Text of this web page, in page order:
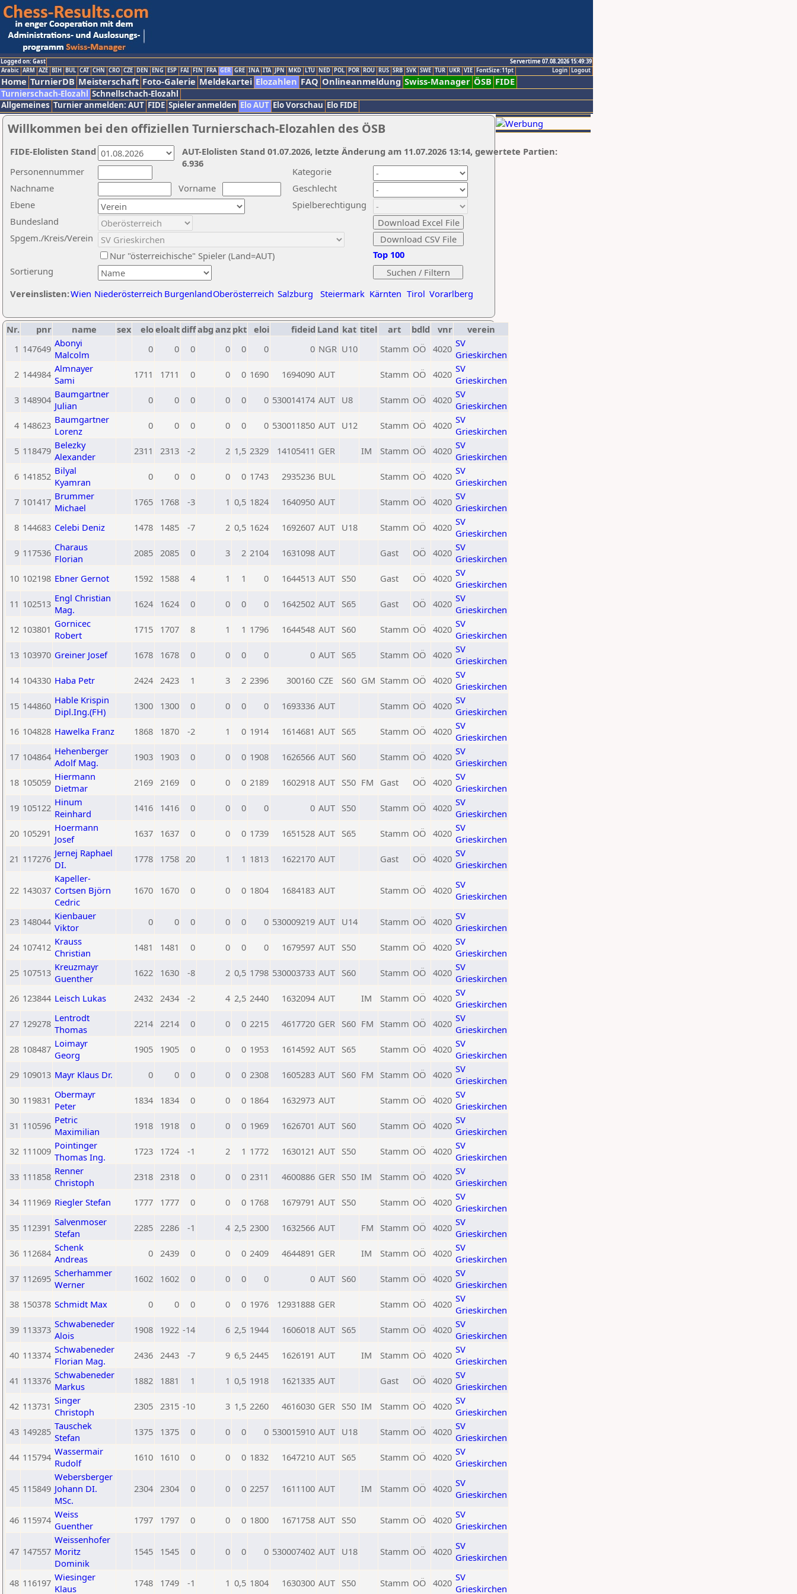
Logged on: Gast
Servertime 07.08.2026 15:49:39
Logout
Login
Arabic ARM AZE BIH BUL CAT CHN CRO CZE DEN ENG ESP FAI FIN FRA GER GRE INA ITA JPN MKD LTU NED POL POR ROU RUS SRB SVK SWE TUR UKR VIE FontSize:11pt
Home TurnierDB Meisterschaft Foto-Galerie Meldekartei Elozahlen FAQ Onlineanmeldung Swiss-Manager ÖSB FIDE
Turnierschach-Elozahl Schnellschach-Elozahl
Allgemeines Turnier anmelden: AUT FIDE Spieler anmelden Elo AUT Elo Vorschau Elo FIDE
Willkommen bei den offiziellen Turnierschach-Elozahlen des ÖSB
Nachname
Vorname
Ebene
Kategorie
Sortierung
Personennummer
Bundesland
Spgem./Kreis/Verein
Geschlecht
Nur "österreichische" Spieler (Land=AUT)
Spielberechtigung
Vereinslisten:Wien Niederösterreich BurgenlandOberösterreich Salzburg Steiermark Kärnten Tirol Vorarlberg
Top 100
AUT-Elolisten Stand 01.07.2026, letzte Änderung am 11.07.2026 13:14, gewertete Partien:
6.936
FIDE-Elolisten Stand
Nr. pnr name sex eloeloaltdiffabg anz pkt eloi fideid Land kat titel art bdld vnr
verein
1 147649 Abonyi
Malcolm
0 0 0 0 0 0 0 NGR U10 Stamm OÖ 4020 SV
Grieskirchen
2 144984 Almnayer
Sami
1711 1711 0 0 0 1690 1694090 AUT Stamm OÖ 4020 SV
Grieskirchen
3 148904 Baumgartner
Julian
0 0 0 0 0 0 530014174 AUT U8 Stamm OÖ 4020 SV
Grieskirchen
4 148623 Baumgartner
Lorenz
0 0 0 0 0 0 530011850 AUT U12 Stamm OÖ 4020 SV
Grieskirchen
5 118479 Belezky
Alexander
2311 2313 -2 2 1,5 2329 14105411 GER IM Stamm OÖ 4020 SV
Grieskirchen
6 141852 Bilyal
Kyamran
0 0 0 0 0 1743 2935236 BUL Stamm OÖ 4020 SV
Grieskirchen
7 101417 Brummer
Michael
1765 1768 -3 1 0,5 1824 1640950 AUT Stamm OÖ 4020 SV
Grieskirchen
8 144683 Celebi Deniz 1478 1485 -7 2 0,5 1624 1692607 AUT U18 Stamm OÖ 4020 SV
Grieskirchen
9 117536 Charaus
Florian
2085 2085 0 3 2 2104 1631098 AUT Gast OÖ 4020 SV
Grieskirchen
10 102198 Ebner Gernot 1592 1588 4 1 1 0 1644513 AUT S50 Gast OÖ 4020 SV
Grieskirchen
11 102513 Engl Christian
Mag.
1624 1624 0 0 0 0 1642502 AUT S65 Gast OÖ 4020 SV
Grieskirchen
12 103801 Gornicec
Robert
1715 1707 8 1 1 1796 1644548 AUT S60 Stamm OÖ 4020 SV
Grieskirchen
13 103970 Greiner Josef 1678 1678 0 0 0 0 0 AUT S65 Stamm OÖ 4020 SV
Grieskirchen
14 104330 Haba Petr 2424 2423 1 3 2 2396 300160 CZE S60 GM Stamm OÖ 4020 SV
Grieskirchen
15 144860 Hable Krispin
Dipl.Ing.(FH)
1300 1300 0 0 0 0 1693336 AUT Stamm OÖ 4020 SV
Grieskirchen
16 104828 Hawelka Franz 1868 1870 -2 1 0 1914 1614681 AUT S65 Stamm OÖ 4020 SV
Grieskirchen
17 104864 Hehenberger
Adolf Mag.
1903 1903 0 0 0 1908 1626566 AUT S60 Stamm OÖ 4020 SV
Grieskirchen
18 105059 Hiermann
Dietmar
2169 2169 0 0 0 2189 1602918 AUT S50 FM Gast OÖ 4020 SV
Grieskirchen
19 105122 Hinum
Reinhard
1416 1416 0 0 0 0 0 AUT S50 Stamm OÖ 4020 SV
Grieskirchen
20 105291 Hoermann
Josef
1637 1637 0 0 0 1739 1651528 AUT S65 Stamm OÖ 4020 SV
Grieskirchen
21 117276 Jernej Raphael
DI.
1778 1758 20 1 1 1813 1622170 AUT Gast OÖ 4020 SV
Grieskirchen
22 143037
Kapeller-
Cortsen Björn
Cedric
1670 1670 0 0 0 1804 1684183 AUT Stamm OÖ 4020 SV
Grieskirchen
23 148044 Kienbauer
Viktor
0 0 0 0 0 0 530009219 AUT U14 Stamm OÖ 4020 SV
Grieskirchen
24 107412 Krauss
Christian
1481 1481 0 0 0 0 1679597 AUT S50 Stamm OÖ 4020 SV
Grieskirchen
25 107513 Kreuzmayr
Guenther
1622 1630 -8 2 0,5 1798 530003733 AUT S60 Stamm OÖ 4020 SV
Grieskirchen
26 123844 Leisch Lukas 2432 2434 -2 4 2,5 2440 1632094 AUT IM Stamm OÖ 4020 SV
Grieskirchen
27 129278 Lentrodt
Thomas
2214 2214 0 0 0 2215 4617720 GER S60 FM Stamm OÖ 4020 SV
Grieskirchen
28 108487 Loimayr
Georg
1905 1905 0 0 0 1953 1614592 AUT S65 Stamm OÖ 4020 SV
Grieskirchen
29 109013 Mayr Klaus Dr. 0 0 0 0 0 2308 1605283 AUT S60 FM Stamm OÖ 4020 SV
Grieskirchen
30 119831 Obermayr
Peter
1834 1834 0 0 0 1864 1632973 AUT Stamm OÖ 4020 SV
Grieskirchen
31 110596 Petric
Maximilian
1918 1918 0 0 0 1969 1626701 AUT S60 Stamm OÖ 4020 SV
Grieskirchen
32 111009 Pointinger
Thomas Ing.
1723 1724 -1 2 1 1772 1630121 AUT S50 Stamm OÖ 4020 SV
Grieskirchen
33 111858 Renner
Christoph
2318 2318 0 0 0 2311 4600886 GER S50 IM Stamm OÖ 4020 SV
Grieskirchen
34 111969 Riegler Stefan 1777 1777 0 0 0 1768 1679791 AUT S50 Stamm OÖ 4020 SV
Grieskirchen
35 112391 Salvenmoser
Stefan
2285 2286 -1 4 2,5 2300 1632566 AUT FM Stamm OÖ 4020 SV
Grieskirchen
36 112684 Schenk
Andreas
0 2439 0 0 0 2409 4644891 GER IM Stamm OÖ 4020 SV
Grieskirchen
37 112695 Scherhammer
Werner
1602 1602 0 0 0 0 0 AUT S60 Stamm OÖ 4020 SV
Grieskirchen
38 150378 Schmidt Max 0 0 0 0 0 1976 12931888 GER Stamm OÖ 4020 SV
Grieskirchen
39 113373 Schwabeneder
Alois
1908 1922 -14 6 2,5 1944 1606018 AUT S65 Stamm OÖ 4020 SV
Grieskirchen
40 113374 Schwabeneder
Florian Mag.
2436 2443 -7 9 6,5 2445 1626191 AUT IM Stamm OÖ 4020 SV
Grieskirchen
41 113376 Schwabeneder
Markus
1882 1881 1 1 0,5 1918 1621335 AUT Gast OÖ 4020 SV
Grieskirchen
42 113731 Singer
Christoph
2305 2315 -10 3 1,5 2260 4616030 GER S50 IM Stamm OÖ 4020 SV
Grieskirchen
43 149285 Tauschek
Stefan
1375 1375 0 0 0 0 530015910 AUT U18 Stamm OÖ 4020 SV
Grieskirchen
44 115794 Wassermair
Rudolf
1610 1610 0 0 0 1832 1647210 AUT S65 Stamm OÖ 4020 SV
Grieskirchen
45 115849
Webersberger
Johann DI.
MSc.
2304 2304 0 0 0 2257 1611100 AUT IM Stamm OÖ 4020 SV
Grieskirchen
46 115974 Weiss
Guenther
1797 1797 0 0 0 1800 1671758 AUT S50 Stamm OÖ 4020 SV
Grieskirchen
47 147557
Weissenhofer
Moritz
Dominik
1545 1545 0 0 0 0 530007402 AUT U18 Stamm OÖ 4020 SV
Grieskirchen
48 116197 Wiesinger
Klaus
1748 1749 -1 1 0,5 1804 1630300 AUT S50 Stamm OÖ 4020 SV
Grieskirchen